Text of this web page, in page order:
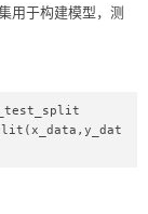
用于构建模型，测